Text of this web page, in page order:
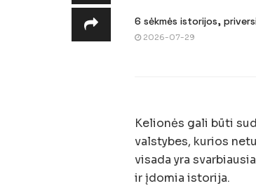
6 sėkmės istorijos,
2026-07-29
Kelionės gali būti
valstybes, kurios
visada yra
ir įdomia istorija.